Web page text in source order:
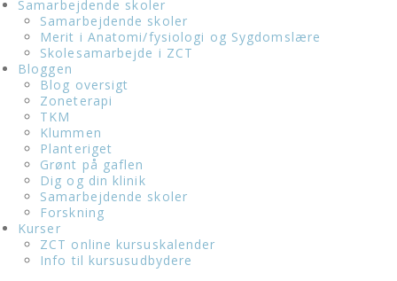
Samarbejdende skoler
Samarbejdende skoler
Merit i Anatomi/fysiologi og Sygdomslære
Skolesamarbejde i ZCT
Bloggen
Blog oversigt
Zoneterapi
TKM
Klummen
Planteriget
Grønt på gaflen
Dig og din klinik
Samarbejdende skoler
Forskning
Kurser
ZCT online kursuskalender
Info til kursusudbydere